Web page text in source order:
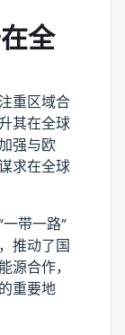
全
重区域合
其在全球
强与欧
求在全球
带一路”
推动了国
源合作，
重要地